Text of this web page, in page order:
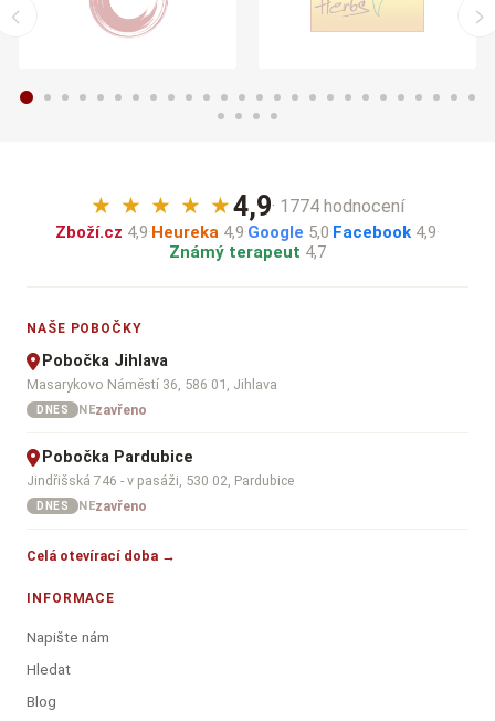
★ ★ ★ ★ ★4,9· 1774 hodnocení
Zboží.cz 4,9· Heureka 4,9·Google 5,0· Facebook 4,9·
Známý terapeut 4,7
NAŠE POBOČKY
Pobočka Jihlava
Masarykovo Náměstí 36, 586 01, Jihlava
DNES NEzavřeno
Pobočka Pardubice
Jindřišská 746 - v pasáži, 530 02, Pardubice
DNES NEzavřeno
Celá otevírací doba →
INFORMACE
Napište nám
Hledat
Blog